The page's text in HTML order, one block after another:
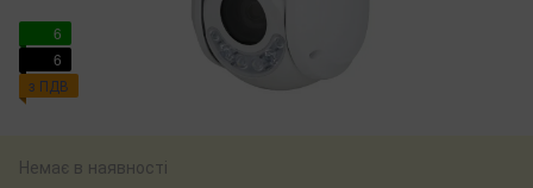
6
6
з ПДВ
Немає в наявності